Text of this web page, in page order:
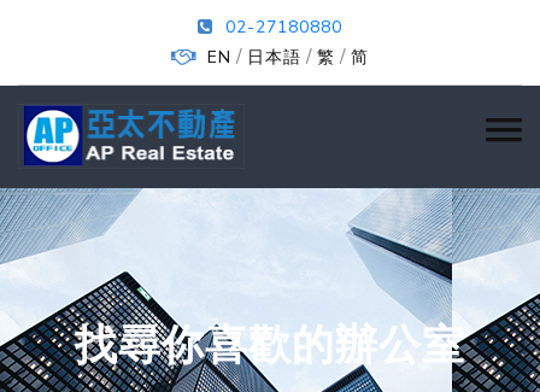
02-27180880
EN / 日本語 / 繁 / 简
找尋你喜歡的辦公室